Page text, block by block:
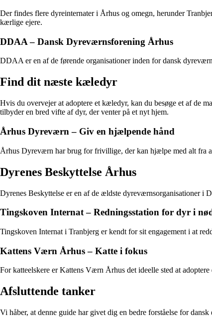
Der findes flere dyreinternater i Århus og omegn, herunder
kærlige ejere.
DDAA – Dansk Dyreværnsforening Århus
DDAA er en af de førende organisationer inden for dansk
Find dit næste kæledyr
Hvis du overvejer at adoptere et kæledyr, kan du besøge et af de
tilbyder en bred vifte af dyr, der venter på et nyt hjem.
Århus Dyreværn – Giv en hjælpende hånd
Århus Dyreværn har brug for frivillige, der kan hjælpe med alt fra
Dyrenes Beskyttelse Århus
Dyrenes Beskyttelse er en af de ældste dyreværnsorganisationer i
Tingskoven Internat – Redningsstation for dyr i
Tingskoven Internat i Tranbjerg er kendt for sit engagement i at
Kattens Værn Århus – Katte i fokus
For katteelskere er Kattens Værn Århus det ideelle sted at
Afsluttende tanker
Vi håber, at denne guide har givet dig en bedre forståelse for